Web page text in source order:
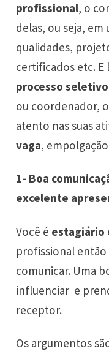
profissional, o
delas, ou seja,
qualidades,
certificados etc. E
processo seletivo
ou coordenador,
atento nas suas
vaga,
1- Boa
excelente
Você é estagiário
profissional
comunicar. Uma
influenciar e
receptor.
Os argumentos